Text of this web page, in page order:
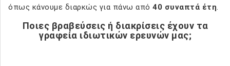
όπως κάνουμε διαρκώς για πάνω από 40 συναπτά έτη.
Ποιες βραβεύσεις ή διακρίσεις έχουν τα
γραφεία ιδιωτικών ερευνών μας;